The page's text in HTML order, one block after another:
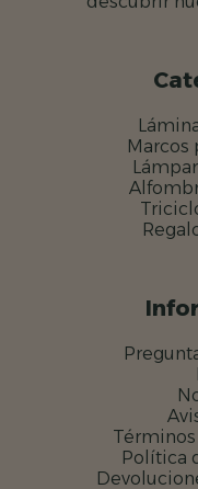
descubrir
Marcos
Política